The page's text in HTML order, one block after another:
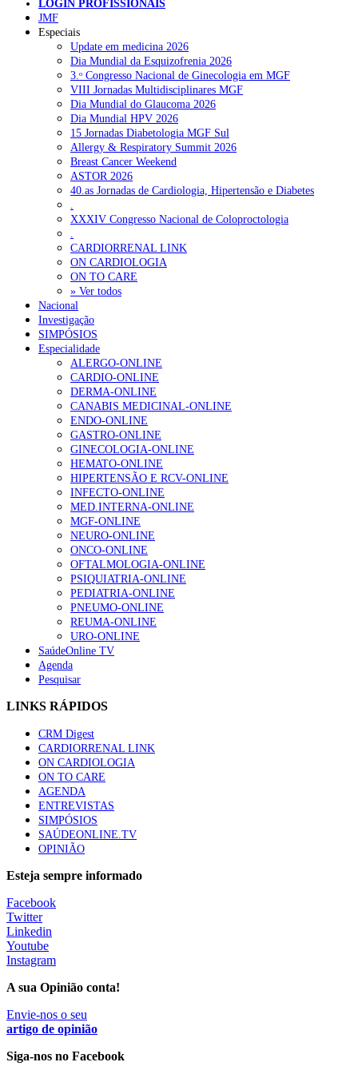
NOTÍCIAS RECENTES
Portugal está a formar os médicos de que precisa?
Estudantes de Medicina representados na 79.ª World Health
Assembly 6 de Agosto, 2026
SCORA X-Change Portugal promove formação internacional
em saúde sexual e reprodutiva 6 de Agosto, 2026
ANEM reúne com coordenador do Pacto Estratégico para a
Saúde 6 de Agosto, 2026
Sindicato diz que nova carreira de médicos dentistas reforça
estabilidade no SNS
NOTÍCIAS MAIS LIDAS
Enfermagem Forense. “Da urgência ao tribunal, cada
gesto conta e cada profissional faz a diferença”
202 visualizações
Alguns milhares de utentes podem ficar sem médico de
família com nova regras do registo, alerta associação
175 visualizações
Quase quatro em cada dez doentes com enfarte
apresentavam níveis elevados de Lp(a), revela estudo
86 visualizações
“Os programas de rastreio do cancro do pulmão são
custo-efetivos e representam um investimento
sustentável para os sistemas de saúde”
Trodelvy aprovado para primeira linha no cancro da
mama triplo negativo metastático em doentes não
elegíveis para inibidores PD-(L)1
61 visualizações
Especialistas defendem mais potássio na alimentação
para ajudar a controlar a hipertensão
MAIS NOTÍCIAS
Tudo sobre branqueamento dentário
30 Nov, 2025
17 Nov, 2025|0 Comments
LOGIN PROFISSIONAIS
JMF
Especiais
Update em medicina 2026
Dia Mundial da Esquizofrenia 2026
3.ᵒ Congresso Nacional de Ginecologia em MGF
VIII Jornadas Multidisciplinares MGF
Dia Mundial do Glaucoma 2026
Dia Mundial HPV 2026
15 Jornadas Diabetologia MGF Sul
Allergy & Respiratory Summit 2026
Breast Cancer Weekend
ASTOR 2026
40.as Jornadas de Cardiologia, Hipertensão e Diabetes
.
XXXIV Congresso Nacional de Coloproctologia
.
CARDIORRENAL LINK
ON CARDIOLOGIA
ON TO CARE
» Ver todos
Nacional
Investigação
SIMPÓSIOS
Especialidade
ALERGO-ONLINE
CARDIO-ONLINE
DERMA-ONLINE
CANABIS MEDICINAL-ONLINE
ENDO-ONLINE
GASTRO-ONLINE
GINECOLOGIA-ONLINE
HEMATO-ONLINE
HIPERTENSÃO E RCV-ONLINE
INFECTO-ONLINE
MED.INTERNA-ONLINE
MGF-ONLINE
NEURO-ONLINE
ONCO-ONLINE
OFTALMOLOGIA-ONLINE
PSIQUIATRIA-ONLINE
PEDIATRIA-ONLINE
PNEUMO-ONLINE
REUMA-ONLINE
URO-ONLINE
SaúdeOnline TV
Agenda
Pesquisar
LINKS RÁPIDOS
CRM Digest
CARDIORRENAL LINK
ON CARDIOLOGIA
ON TO CARE
AGENDA
ENTREVISTAS
SIMPÓSIOS
SAÚDEONLINE.TV
OPINIÃO
Esteja sempre informado
Facebook
Twitter
Linkedin
Youtube
Instagram
A sua Opinião conta!
Envie-nos o seu
artigo de opinião
Siga-nos no Facebook